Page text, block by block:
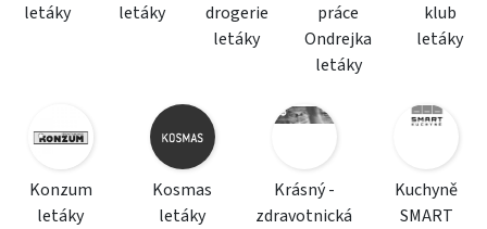
letáky
letáky
drogerie
letáky
práce
Ondrejka
letáky
klub
letáky
Konzum
letáky
Kosmas
letáky
Krásný -
zdravotnická
Kuchyně
SMART